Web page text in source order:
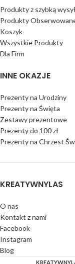
Produkty z szybką
Produkty
Koszyk
Wszystkie Produkty
Dla Firm
INNE OKAZJE
Prezenty na Urodziny
Prezenty na Święta
Zestawy prezentowe
Prezenty do 100 zł
Prezenty na Chrzest
KREATYWNYLAS
O nas
Kontakt z nami
Facebook
Instagram
Blog